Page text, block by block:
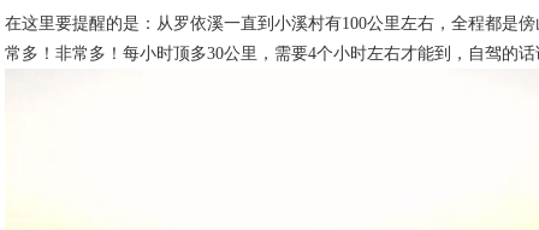
在这里要提醒的是：从罗依溪一直到小溪村有100公里左右，全程都是
常多！非常多！每小时顶多30公里，需要4个小时左右才能到，自驾的